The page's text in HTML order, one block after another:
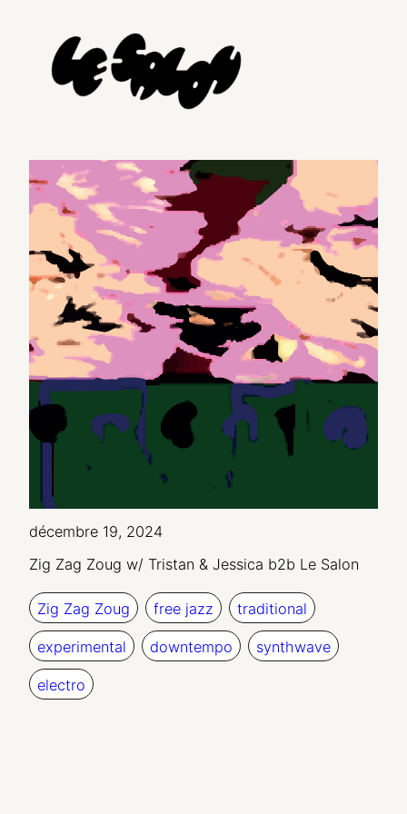
décembre 19, 2024
Zig Zag Zoug w/ Tristan & Jessica b2b Le Salon
Zig Zag Zoug free jazz traditional
experimental downtempo synthwave
electro